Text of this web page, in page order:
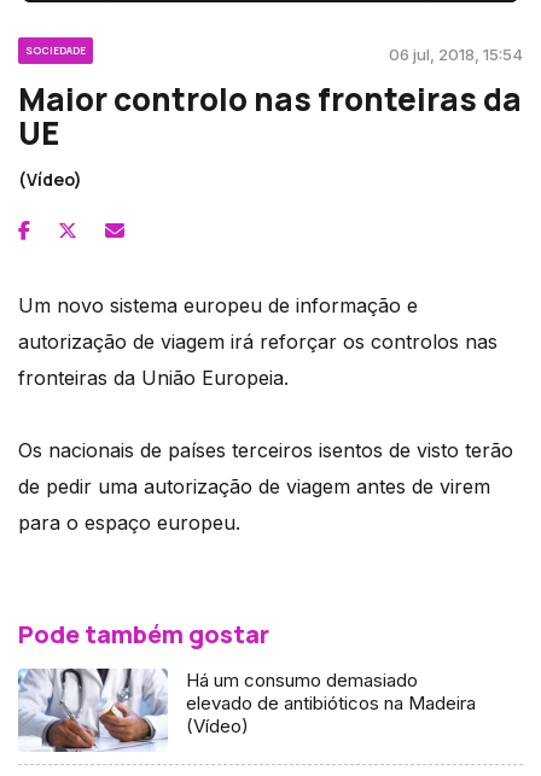
SOCIEDADE 06 jul, 2018, 15:54
Maior controlo nas fronteiras da
UE
(Vídeo)
Um novo sistema europeu de informação e
autorização de viagem irá reforçar os controlos nas
fronteiras da União Europeia.
Os nacionais de países terceiros isentos de visto terão
de pedir uma autorização de viagem antes de virem
para o espaço europeu.
Pode também gostar
Há um consumo demasiado
elevado de antibióticos na Madeira
(Vídeo)